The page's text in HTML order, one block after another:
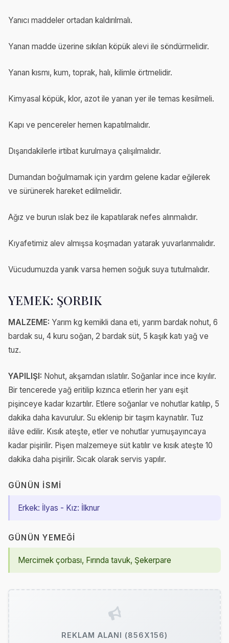
Yanıcı maddeler ortadan kaldırılmalı.
Yanan madde üzerine sıkılan köpük alevi ile söndürmelidir.
Yanan kısmı, kum, toprak, halı, kilimle örtmelidir.
Kimyasal köpük, klor, azot ile yanan yer ile temas kesilmeli.
Kapı ve pencereler hemen kapatılmalıdır.
Dışarıdakilerle irtibat kurulmaya çalışılmalıdır.
Dumandan boğulmamak için yardım gelene kadar eğilerek
ve sürünerek hareket edilmelidir.
Ağız ve burun ıslak bez ile kapatılarak nefes alınmalıdır.
Kıyafetimiz alev almışsa koşmadan yatarak yuvarlanmalıdır.
Vücudumuzda yanık varsa hemen soğuk suya tutulmalıdır.
YEMEK: ŞORBIK
MALZEME: Yarım kg kemikli dana eti, yarım bardak nohut, 6
bardak su, 4 kuru soğan, 2 bardak süt, 5 kaşık katı yağ ve
tuz.
YAPILIŞI: Nohut, akşamdan ıslatılır. Soğanlar ince ince kıyılır.
Bir tencerede yağ eritilip kızınca etlerin her yanı eşit
pişinceye kadar kızartılır. Etlere soğanlar ve nohutlar katılıp, 5
dakika daha kavurulur. Su eklenip bir taşım kaynatılır. Tuz
ilâve edilir. Kısık ateşte, etler ve nohutlar yumuşayıncaya
kadar pişirilir. Pişen malzemeye süt katılır ve kısık ateşte 10
dakika daha pişirilir. Sıcak olarak servis yapılır.
GÜNÜN İSMI
Erkek: İlyas - Kız: İlknur
GÜNÜN YEMEĞI
Mercimek çorbası, Fırında tavuk, Şekerpare
REKLAM ALANI (856X156)